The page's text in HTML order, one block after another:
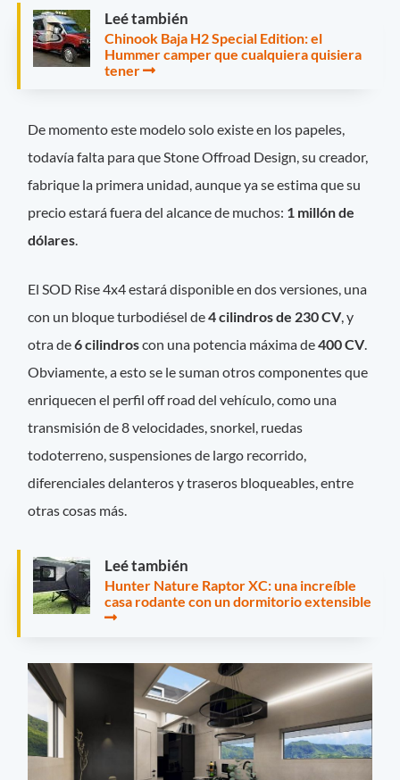
Leé también
Chinook Baja H2 Special Edition: el
Hummer camper que cualquiera quisiera
tener
De momento este modelo solo existe en los papeles,
todavía falta para que Stone Offroad Design, su creador,
fabrique la primera unidad, aunque ya se estima que su
precio estará fuera del alcance de muchos: 1 millón de
dólares.
El SOD Rise 4x4 estará disponible en dos versiones, una
con un bloque turbodiésel de4 cilindros de 230 CV, y
otra de6 cilindroscon una potencia máxima de400 CV.
Obviamente, a esto se le suman otros componentes que
enriquecen el perfil off road del vehículo, como una
transmisión de 8 velocidades, snorkel, ruedas
todoterreno, suspensiones de largo recorrido,
diferenciales delanteros y traseros bloqueables, entre
otras cosas más.
Leé también
Hunter Nature Raptor XC: una increíble
casa rodante con un dormitorio extensible